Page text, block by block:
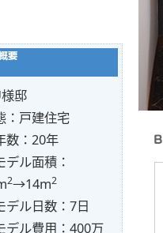
邸
：戸建住宅
数：20年
デル面積：
2→14m2
デル日数：7日
デル費用：400万